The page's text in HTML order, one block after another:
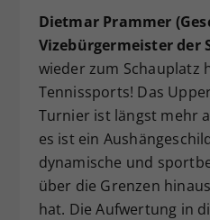
Dietmar Prammer
Vizebürgermeister der
wieder zum Schauplatz
Tennissports! Das
Turnier ist längst mehr
es ist ein
dynamische und
über die Grenzen
hat. Die Aufwertung in